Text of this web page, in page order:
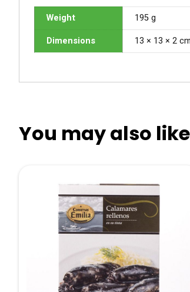
Weight
195 g
Dimensions
13 × 13 × 2 cm
You may also